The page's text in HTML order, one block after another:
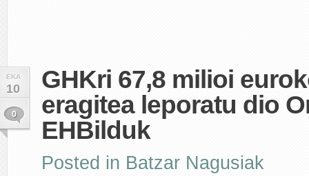
EKA
10
0
GHKri 67,8 milioi
eragitea leporatu dio
EHBilduk
Posted in Batzar Nagusiak